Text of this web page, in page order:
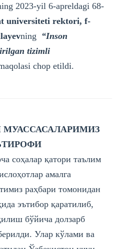
2023-yil 6-apreldagi 68-
universiteti rektori, f-
ning “Inson
tizimli
chop etildi.
соҳалар қатори таълим
амалга
раҳбари томонидан
эътибор қаратилиб,
бўйича долзарб
Улар кўлами ва